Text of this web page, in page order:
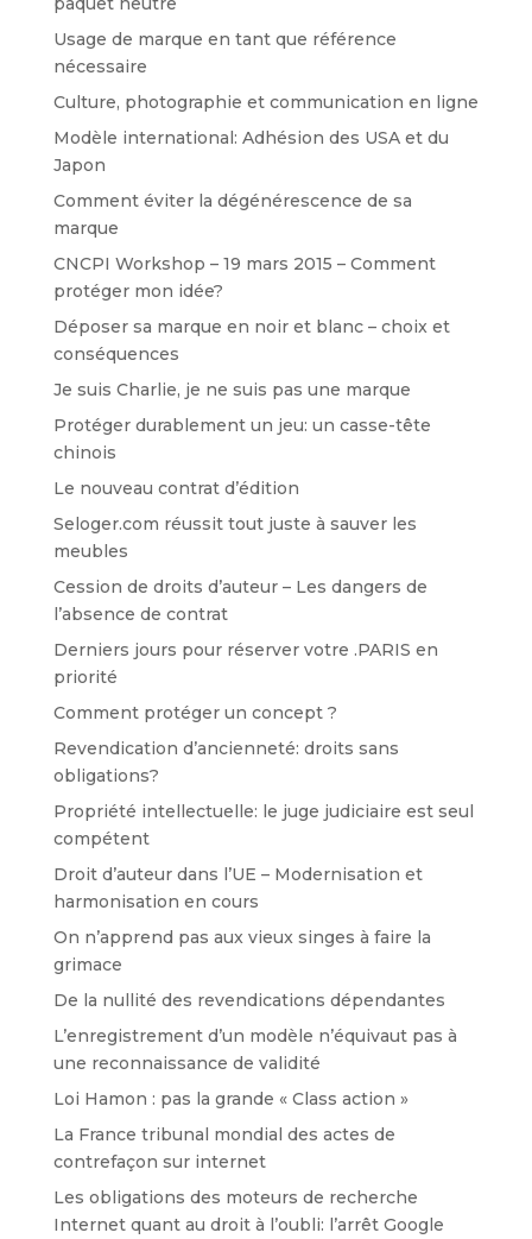
Usage de marque en tant que référence
nécessaire
Culture, photographie et communication en ligne
Modèle international: Adhésion des USA et du
Japon
Comment éviter la dégénérescence de sa
marque
CNCPI Workshop – 19 mars 2015 – Comment
protéger mon idée?
Déposer sa marque en noir et blanc – choix et
conséquences
Je suis Charlie, je ne suis pas une marque
Protéger durablement un jeu: un casse-tête
chinois
Le nouveau contrat d’édition
Seloger.com réussit tout juste à sauver les
meubles
Cession de droits d’auteur – Les dangers de
l’absence de contrat
Derniers jours pour réserver votre .PARIS en
priorité
Comment protéger un concept ?
Revendication d’ancienneté: droits sans
obligations?
Propriété intellectuelle: le juge judiciaire est seul
compétent
Droit d’auteur dans l’UE – Modernisation et
harmonisation en cours
On n’apprend pas aux vieux singes à faire la
grimace
De la nullité des revendications dépendantes
L’enregistrement d’un modèle n’équivaut pas à
une reconnaissance de validité
Loi Hamon : pas la grande « Class action »
La France tribunal mondial des actes de
contrefaçon sur internet
Les obligations des moteurs de recherche
Internet quant au droit à l’oubli: l’arrêt Google